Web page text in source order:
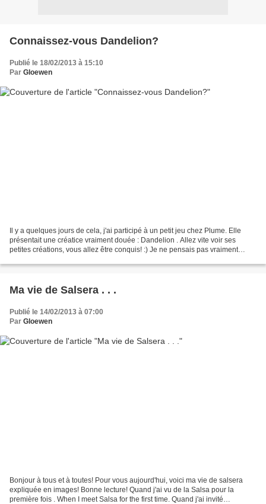
Connaissez-vous Dandelion?
Publié le 18/02/2013 à 15:10
Par Gloewen
Il y a quelques jours de cela, j'ai participé à un petit jeu chez Plume. Elle
présentait une créatice vraiment douée : Dandelion . Allez vite voir ses
petites créations, vous allez être conquis! :) Je ne pensais pas vraiment
Ma vie de Salsera . . .
Publié le 14/02/2013 à 07:00
Par Gloewen
Bonjour à tous et à toutes! Pour vous aujourd'hui, voici ma vie de salsera
expliquée en images! Bonne lecture! Quand j'ai vu de la Salsa pour la
première fois . When I meet Salsa for the first time. Quand j'ai invité